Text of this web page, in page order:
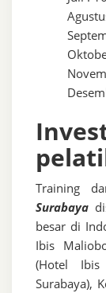
Training
Surabaya
besar di
Ibis
(Hotel
Surabaya),